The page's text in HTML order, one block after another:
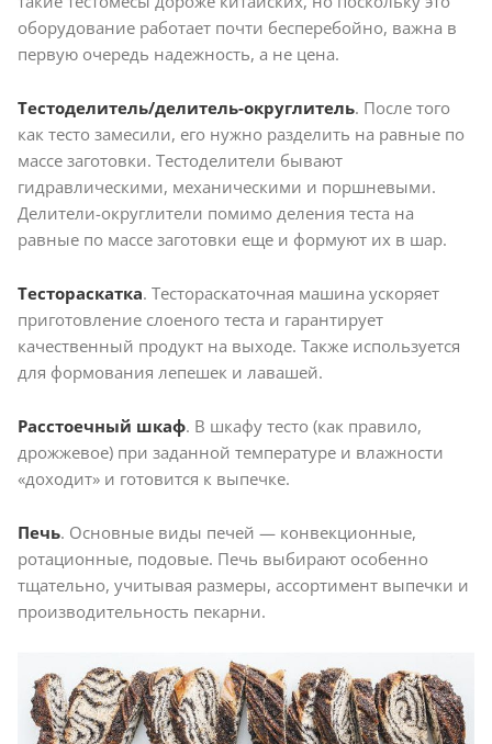
оборудование работает почти бесперебойно, важна в
первую очередь надежность, а не цена.
Тестоделитель/делитель-округлитель. После того
как тесто замесили, его нужно разделить на равные по
массе заготовки. Тестоделители бывают
гидравлическими, механическими и поршневыми.
Делители-округлители помимо деления теста на
равные по массе заготовки еще и формуют их в шар.
Тестораскатка. Тестораскаточная машина ускоряет
приготовление слоеного теста и гарантирует
качественный продукт на выходе. Также используется
для формования лепешек и лавашей.
Расстоечный шкаф. В шкафу тесто (как правило,
дрожжевое) при заданной температуре и влажности
«доходит» и готовится к выпечке.
Печь. Основные виды печей — конвекционные,
ротационные, подовые. Печь выбирают особенно
тщательно, учитывая размеры, ассортимент выпечки и
производительность пекарни.